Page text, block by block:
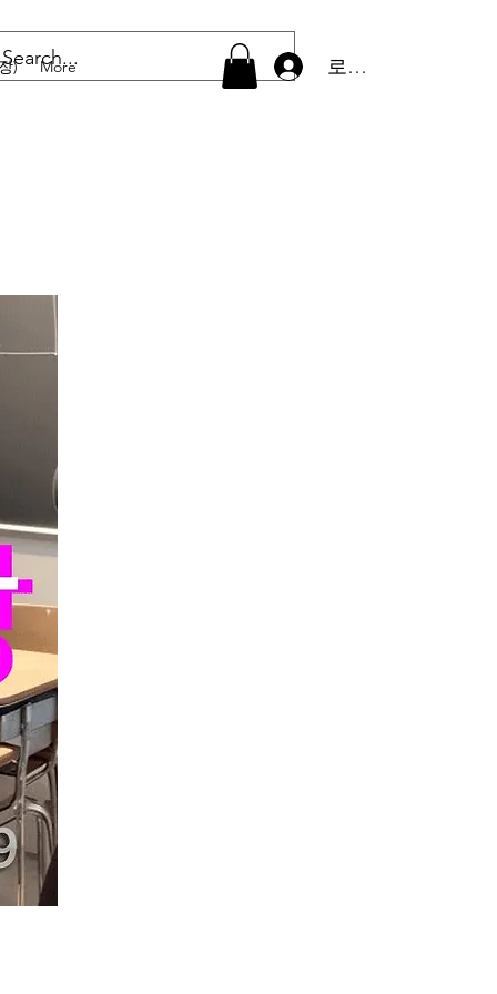
) More 로그인